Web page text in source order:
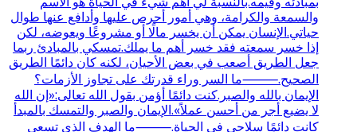
والسمعة والكرامة، وهي أمور أحرص عليها وأدافع عنها طوال
حياتي.الإنسان يمكن أن يخسر مالًا أو مشروعًا ويعوضه، لكن
إذا خسر سمعته فقد خسر أهم ما يملك.تمسكي بالمبادئ ربما
جعل الطريق أصعب في بعض الأحيان، لكنه كان دائمًا الطريق
الصحيح.⸻ما السر وراء قدرتك على تجاوز الأزمات؟
الإيمان بالله والصبر.كنت دائمًا أؤمن بقول الله تعالى:«إن الله
لا يضيع أجر من أحسن عملاً».الإيمان والصبر والتمسك بالمبدأ
كانت دائمًا سلاحي في الحياة.⸻ما الهدف الذي تسعى